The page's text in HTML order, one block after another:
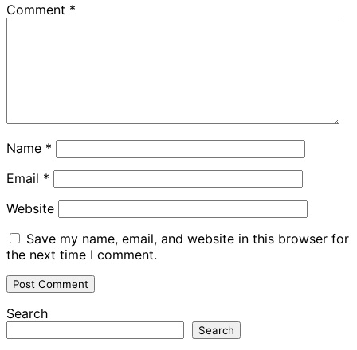
Comment *
Name *
Email *
Website
Save my name, email, and website in this browser for
the next time I comment.
Search
Search